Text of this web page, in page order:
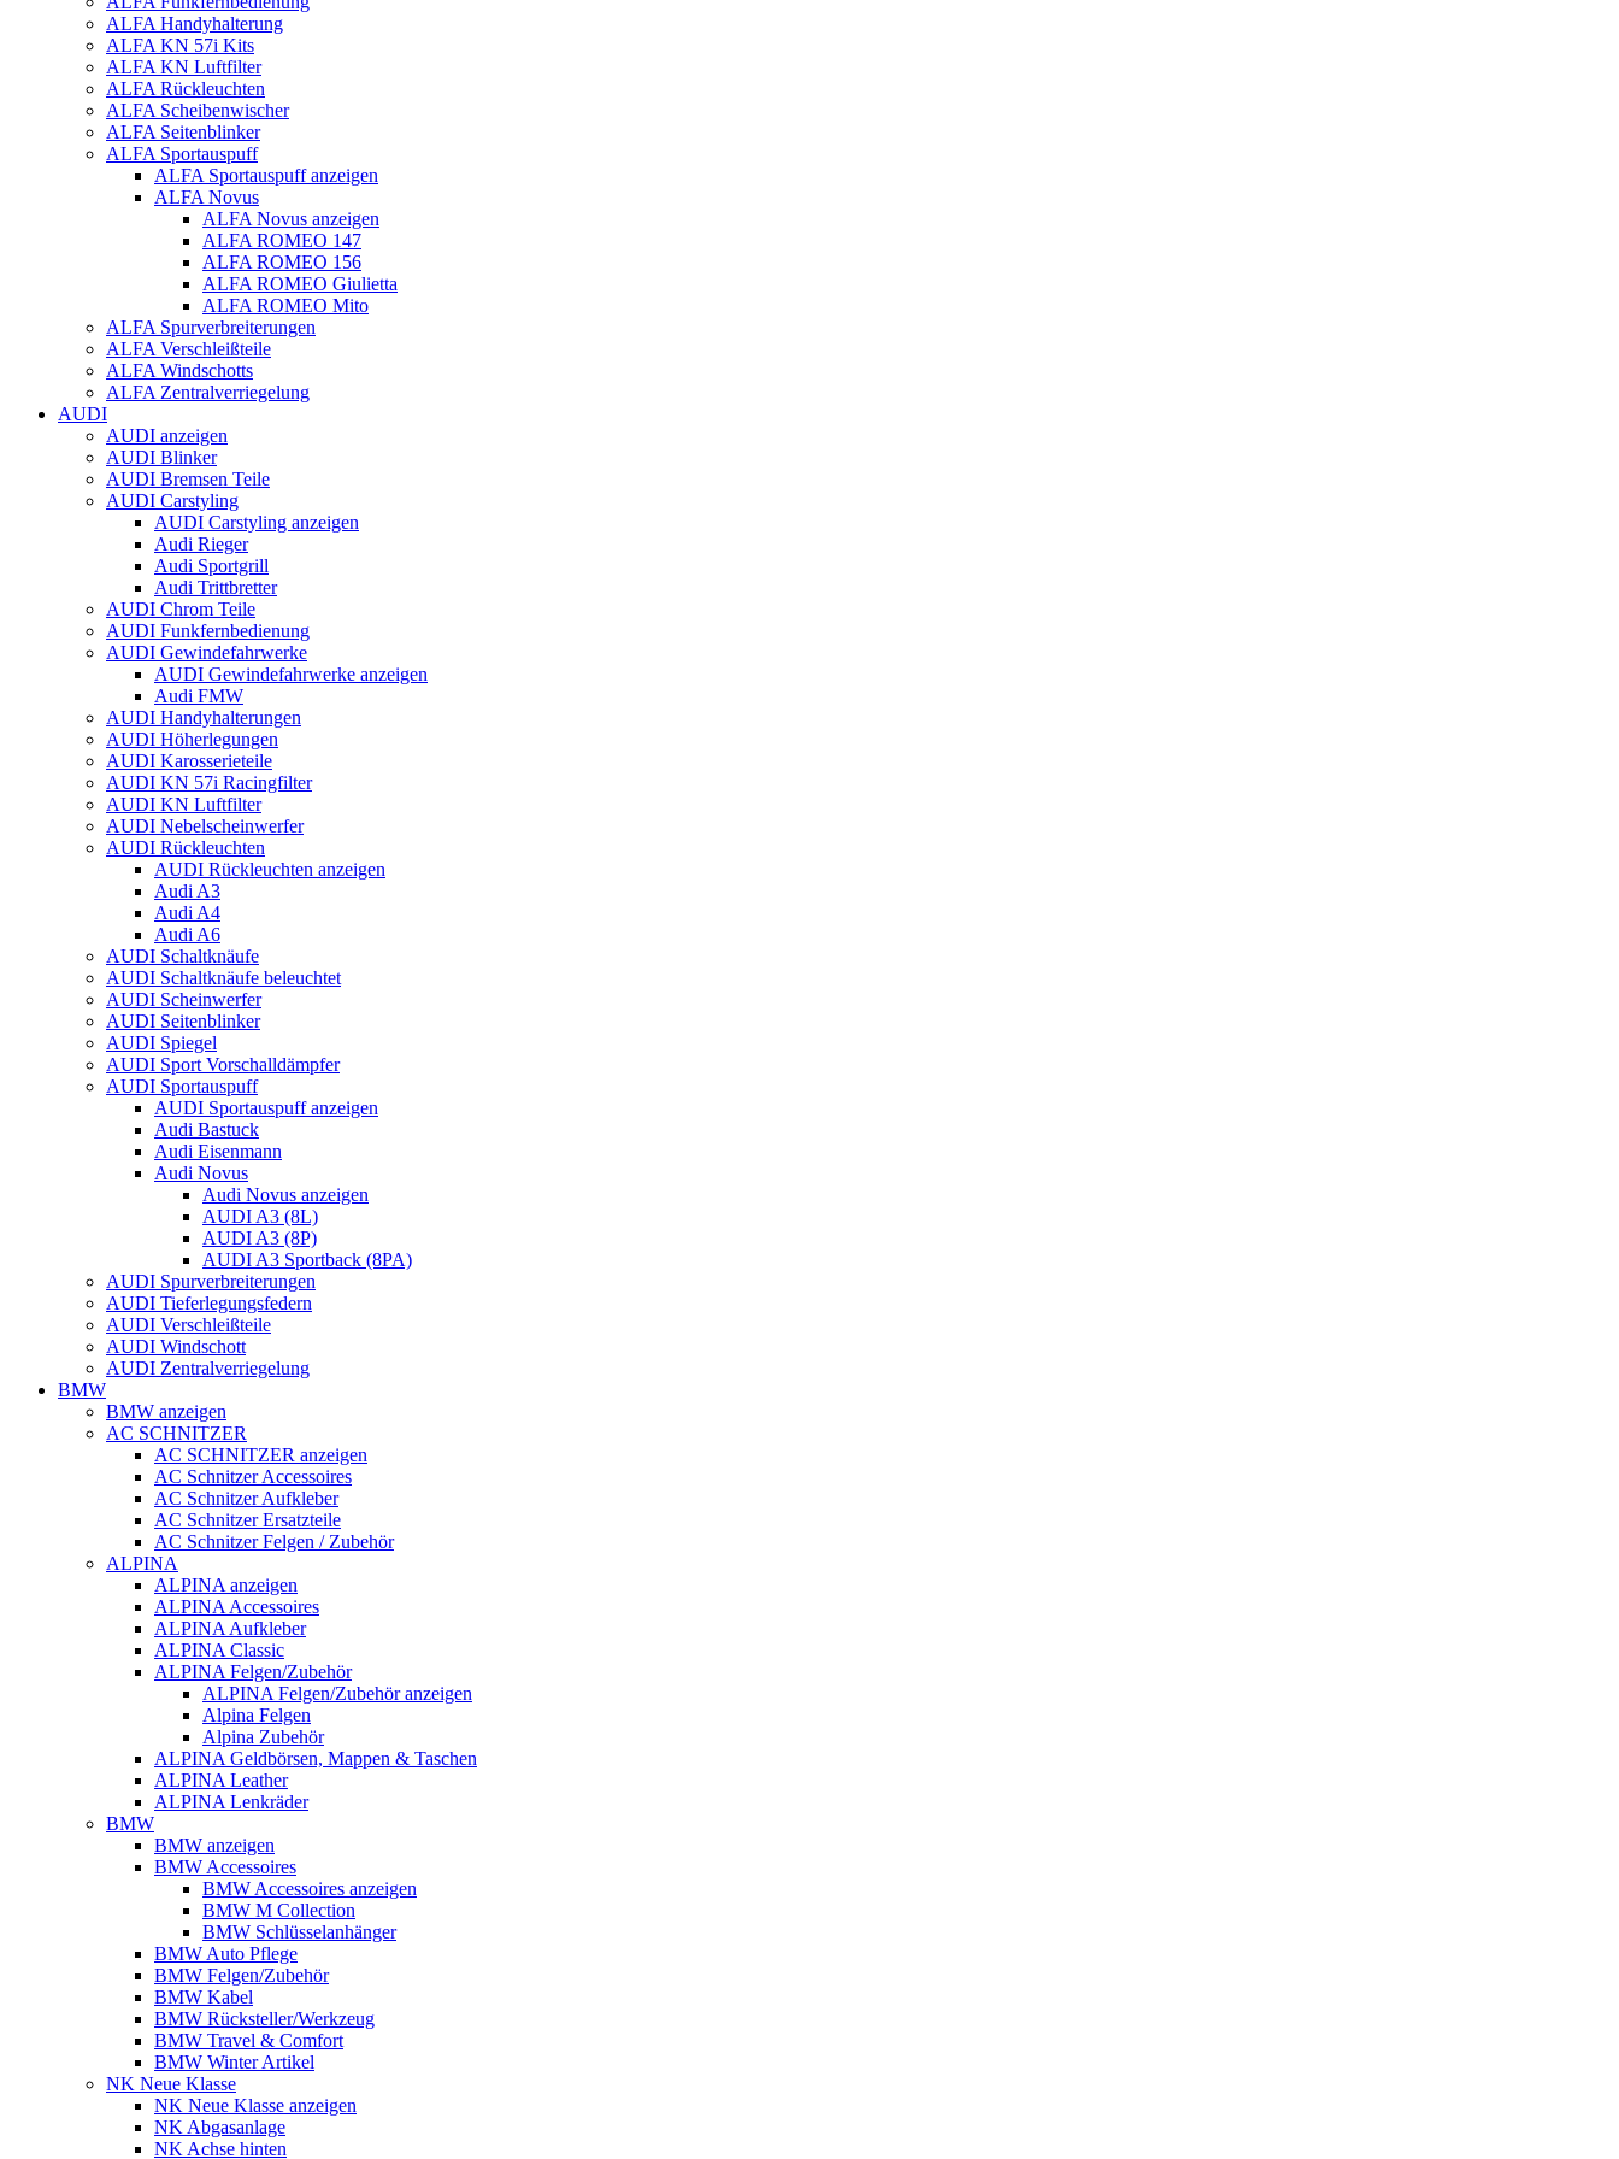
ALFA Handyhalterung
ALFA KN 57i Kits
ALFA KN Luftfilter
ALFA Rückleuchten
ALFA Scheibenwischer
ALFA Seitenblinker
ALFA Sportauspuff
ALFA Sportauspuff anzeigen
ALFA Novus
ALFA Novus anzeigen
ALFA ROMEO 147
ALFA ROMEO 156
ALFA ROMEO Giulietta
ALFA ROMEO Mito
ALFA Spurverbreiterungen
ALFA Verschleißteile
ALFA Windschotts
ALFA Zentralverriegelung
AUDI
AUDI anzeigen
AUDI Blinker
AUDI Bremsen Teile
AUDI Carstyling
AUDI Carstyling anzeigen
Audi Rieger
Audi Sportgrill
Audi Trittbretter
AUDI Chrom Teile
AUDI Funkfernbedienung
AUDI Gewindefahrwerke
AUDI Gewindefahrwerke anzeigen
Audi FMW
AUDI Handyhalterungen
AUDI Höherlegungen
AUDI Karosserieteile
AUDI KN 57i Racingfilter
AUDI KN Luftfilter
AUDI Nebelscheinwerfer
AUDI Rückleuchten
AUDI Rückleuchten anzeigen
Audi A3
Audi A4
Audi A6
AUDI Schaltknäufe
AUDI Schaltknäufe beleuchtet
AUDI Scheinwerfer
AUDI Seitenblinker
AUDI Spiegel
AUDI Sport Vorschalldämpfer
AUDI Sportauspuff
AUDI Sportauspuff anzeigen
Audi Bastuck
Audi Eisenmann
Audi Novus
Audi Novus anzeigen
AUDI A3 (8L)
AUDI A3 (8P)
AUDI A3 Sportback (8PA)
AUDI Spurverbreiterungen
AUDI Tieferlegungsfedern
AUDI Verschleißteile
AUDI Windschott
AUDI Zentralverriegelung
BMW
BMW anzeigen
AC SCHNITZER
AC SCHNITZER anzeigen
AC Schnitzer Accessoires
AC Schnitzer Aufkleber
AC Schnitzer Ersatzteile
AC Schnitzer Felgen / Zubehör
ALPINA
ALPINA anzeigen
ALPINA Accessoires
ALPINA Aufkleber
ALPINA Classic
ALPINA Felgen/Zubehör
ALPINA Felgen/Zubehör anzeigen
Alpina Felgen
Alpina Zubehör
ALPINA Geldbörsen, Mappen & Taschen
ALPINA Leather
ALPINA Lenkräder
BMW
BMW anzeigen
BMW Accessoires
BMW Accessoires anzeigen
BMW M Collection
BMW Schlüsselanhänger
BMW Auto Pflege
BMW Felgen/Zubehör
BMW Kabel
BMW Rücksteller/Werkzeug
BMW Travel & Comfort
BMW Winter Artikel
NK Neue Klasse
NK Neue Klasse anzeigen
NK Abgasanlage
NK Achse hinten